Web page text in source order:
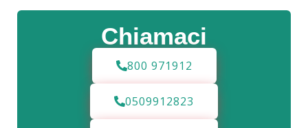
Chiamaci
800 971912
0509912823